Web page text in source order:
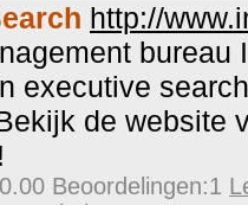
http://
bureau
executive
de website
Beoordelingen:1